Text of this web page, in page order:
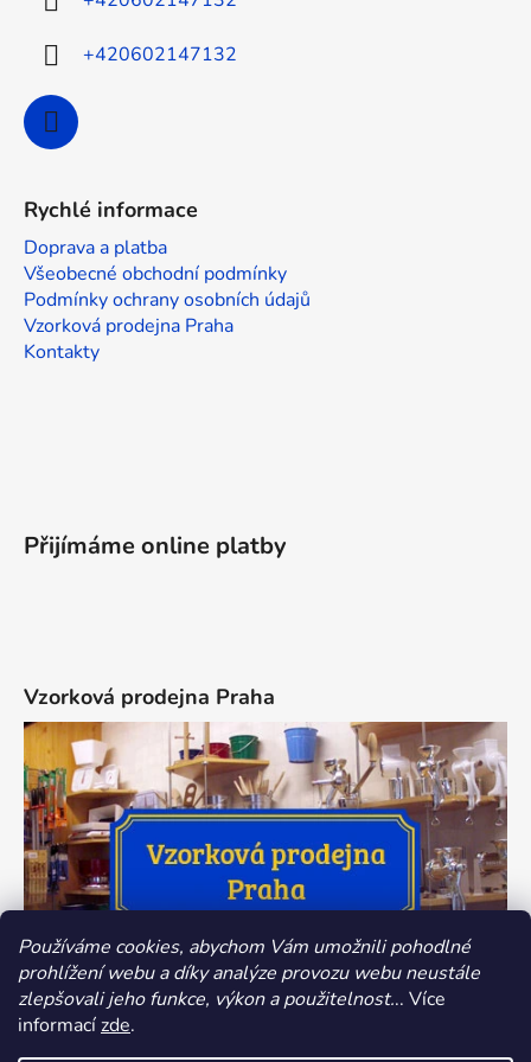
Používáme cookies, abychom Vám umožnili pohodlné
prohlížení webu a díky analýze provozu webu neustále
zlepšovali jeho funkce, výkon a použitelnost... Více
informacízde.
+420602147132
Rychlé informace
Doprava a platba
Všeobecné obchodní podmínky
Podmínky ochrany osobních údajů
Vzorková prodejna Praha
Kontakty
Přijímáme online platby
Vzorková prodejna Praha